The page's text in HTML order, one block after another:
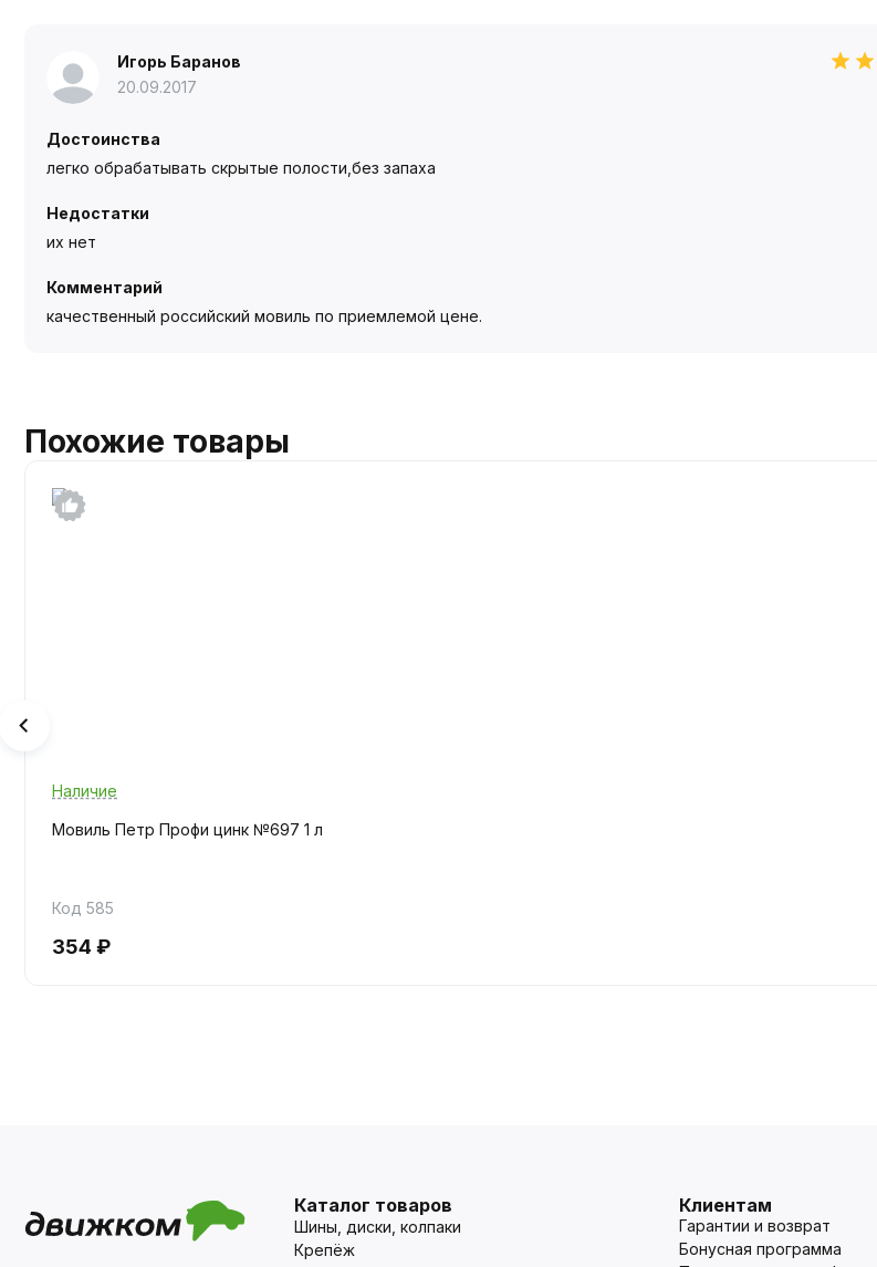
Игорь Баранов
20.09.2017
Достоинства
легко обрабатывать скрытые полости,без запаха
Недостатки
их нет
Комментарий
качественный российский мовиль по приемлемой цене.
Похожие товары
Наличие
Мовиль Петр Профи цинк №697 1 л
Код 585
354 ₽
Каталог товаров
Шины, диски, колпаки
Крепёж
Клиентам
Гарантии и возврат
Бонусная программа